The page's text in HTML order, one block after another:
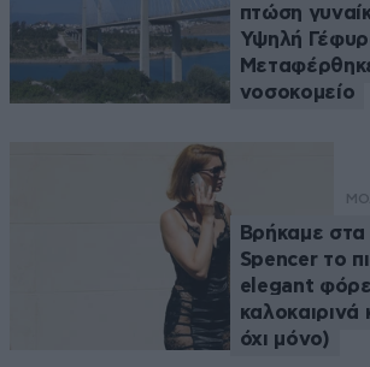
πτώση
Υψηλή
νοσοκομείο
Βρήκαμε στα
Spencer το
elegant
καλοκαιρινά
όχι μόνο)